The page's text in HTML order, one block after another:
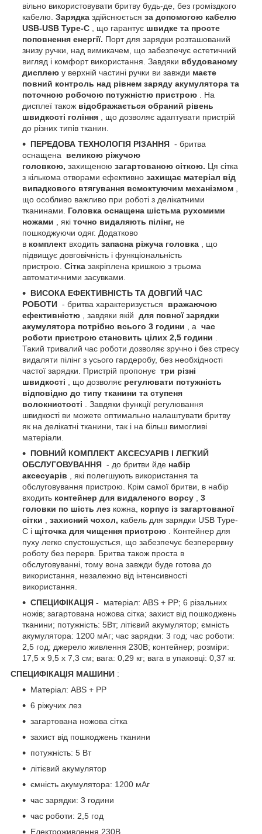
вільно використовувати бритву будь-де, без громіздкого
кабелю. Зарядка здійснюється за допомогою кабелю
USB-USB Type-C , що гарантує швидке та просте
поповнення енергії. Порт для зарядки розташований
знизу ручки, над вимикачем, що забезпечує естетичний
вигляд і комфорт використання. Завдяки вбудованому
дисплею у верхній частині ручки ви завжди маєте
повний контроль над рівнем заряду акумулятора та
поточною робочою потужністю пристрою . На
дисплеї також відображається обраний рівень
швидкості гоління , що дозволяє адаптувати пристрій
до різних типів тканин.
ПЕРЕДОВА ТЕХНОЛОГІЯ РІЗАННЯ - бритва
оснащена великою ріжучою
головкою, захищеною загартованою сіткою. Ця сітка
з кількома отворами ефективно захищає матеріал від
випадкового втягування всмоктуючим механізмом
що особливо важливо при роботі з делікатними
тканинами. Головка оснащена шістьма рухомими
ножами , які точно видаляють пілінг, не
пошкоджуючи одяг. Додатково
в комплект входить запасна ріжуча головка , що
підвищує довговічність і функціональність
пристрою. Сітка закріплена кришкою з трьома
автоматичними засувками.
ВИСОКА ЕФЕКТИВНІСТЬ ТА ДОВГИЙ ЧАС
РОБОТИ - бритва характеризується вражаючою
ефективністю , завдяки якій для повної зарядки
акумулятора потрібно всього 3 години , а час
роботи пристрою становить цілих 2,5 години
Такий тривалий час роботи дозволяє зручно і без стресу
видаляти пілінг з усього гардеробу, без необхідності
частої зарядки. Пристрій пропонує три різні
швидкості , що дозволяє регулювати потужність
відповідно до типу тканини та ступеня
волокнистості . Завдяки функції регулювання
швидкості ви можете оптимально налаштувати бритву
як на делікатні тканини, так і на більш вимогливі
матеріали.
ПОВНИЙ КОМПЛЕКТ АКСЕСУАРІВ І ЛЕГКИЙ
ОБСЛУГОВУВАННЯ - до бритви йде набір
аксесуарів , які полегшують використання та
обслуговування пристрою. Крім самої бритви, в набір
входить контейнер для видаленого ворсу
3
головки по шість лез кожна, корпус із загартованої
сітки
захисний чохол, кабель для зарядки USB Type-
C і щіточка для чищення пристрою . Контейнер для
пуху легко спустошується, що забезпечує безперервну
роботу без перерв. Бритва також проста в
обслуговуванні, тому вона завжди буде готова до
використання, незалежно від інтенсивності
використання.
СПЕЦИФІКАЦІЯ -
матеріал: ABS + PP; 6 різальних
ножів; загартована ножова сітка; захист від пошкоджень
тканини; потужність: 5Вт; літієвий акумулятор; ємність
акумулятора: 1200 мАг; час зарядки: 3 год; час роботи:
2,5 год; джерело живлення 230В; контейнер; розміри:
17,5 х 9,5 х 7,3 см; вага: 0,29 кг; вага в упаковці: 0,37 кг.
СПЕЦИФІКАЦІЯ МАШИНИ :
Матеріал: ABS + PP
6 ріжучих лез
загартована ножова сітка
захист від пошкоджень тканини
потужність: 5 Вт
літієвий акумулятор
ємність акумулятора: 1200 мАг
час зарядки: 3 години
час роботи: 2,5 год
Електроживлення 230В